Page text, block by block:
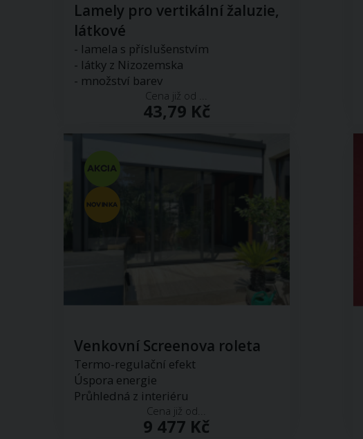
Lamely pro vertikální žaluzie,
látkové
- lamela s příslušenstvím
- látky z Nizozemska
- množství barev
Cena již od ...
43,79 Kč
Venkovní Screenova roleta
Termo-regulační efekt
Úspora energie
Průhledná z interiéru
Cena již od...
9 477 Kč